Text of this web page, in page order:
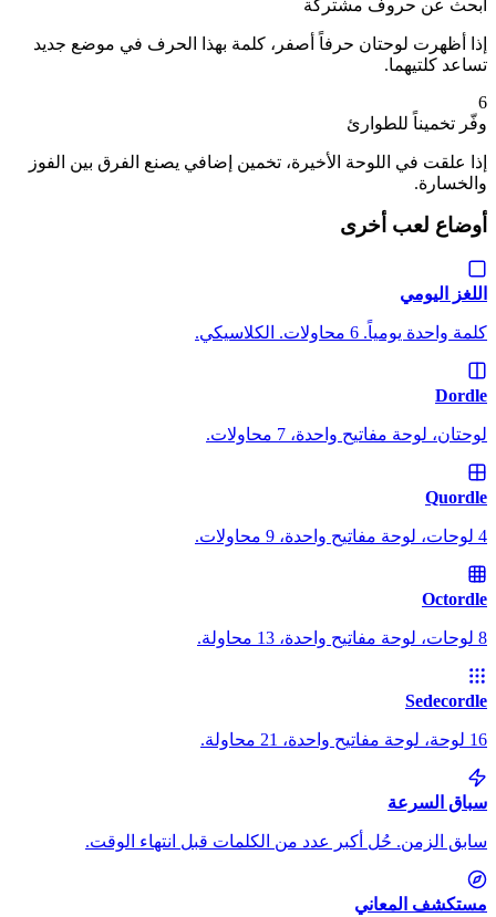
ابحث عن حروف مشتركة
إذا أظهرت لوحتان حرفاً أصفر، كلمة بهذا الحرف في موضع جديد
تساعد كلتيهما.
6
وفّر تخميناً للطوارئ
إذا علقت في اللوحة الأخيرة، تخمين إضافي يصنع الفرق بين الفوز
والخسارة.
أوضاع لعب أخرى
اللغز اليومي
كلمة واحدة يومياً. 6 محاولات. الكلاسيكي.
Dordle
لوحتان، لوحة مفاتيح واحدة، 7 محاولات.
Quordle
4 لوحات، لوحة مفاتيح واحدة، 9 محاولات.
Octordle
8 لوحات، لوحة مفاتيح واحدة، 13 محاولة.
Sedecordle
16 لوحة، لوحة مفاتيح واحدة، 21 محاولة.
سباق السرعة
سابق الزمن. حُل أكبر عدد من الكلمات قبل انتهاء الوقت.
مستكشف المعاني